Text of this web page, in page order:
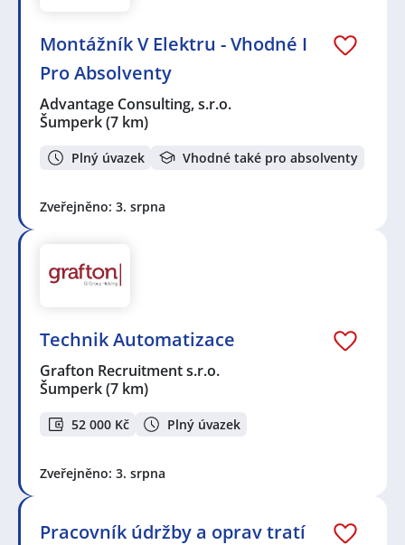
Montážník V Elektru - Vhodné I
Pro Absolventy
Advantage Consulting, s.r.o.
Šumperk(7 km)
Plný úvazek Vhodné také pro absolventy
Zveřejněno: 3. srpna
Technik Automatizace
Grafton Recruitment s.r.o.
Šumperk(7 km)
52 000 Kč Plný úvazek
Zveřejněno: 3. srpna
Pracovník údržby a oprav tratí